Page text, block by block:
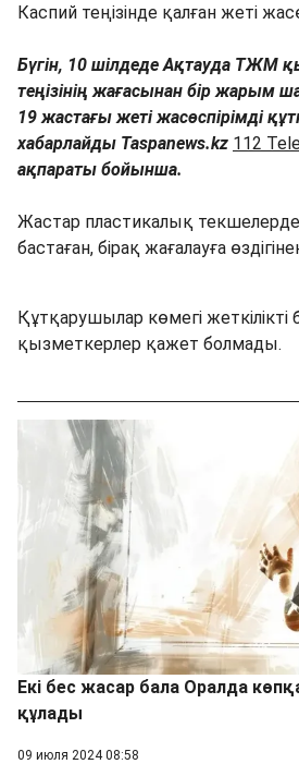
Каспий теңізінде қалған жеті
Бүгін, 10 шілдеде Ақтауда ТЖМ
теңізінің жағасынан бір жарым
19 жастағы жеті жасөспірімді
хабарлайды Taspanews.kz 112
ақпараты бойынша.
Жастар пластикалық
бастаған, бірақ жағалауға
Құтқарушылар көмегі
қызметкерлер қажет болмады.
Екі бес жасар бала Оралда
құлады
09 июля 2024 08:58